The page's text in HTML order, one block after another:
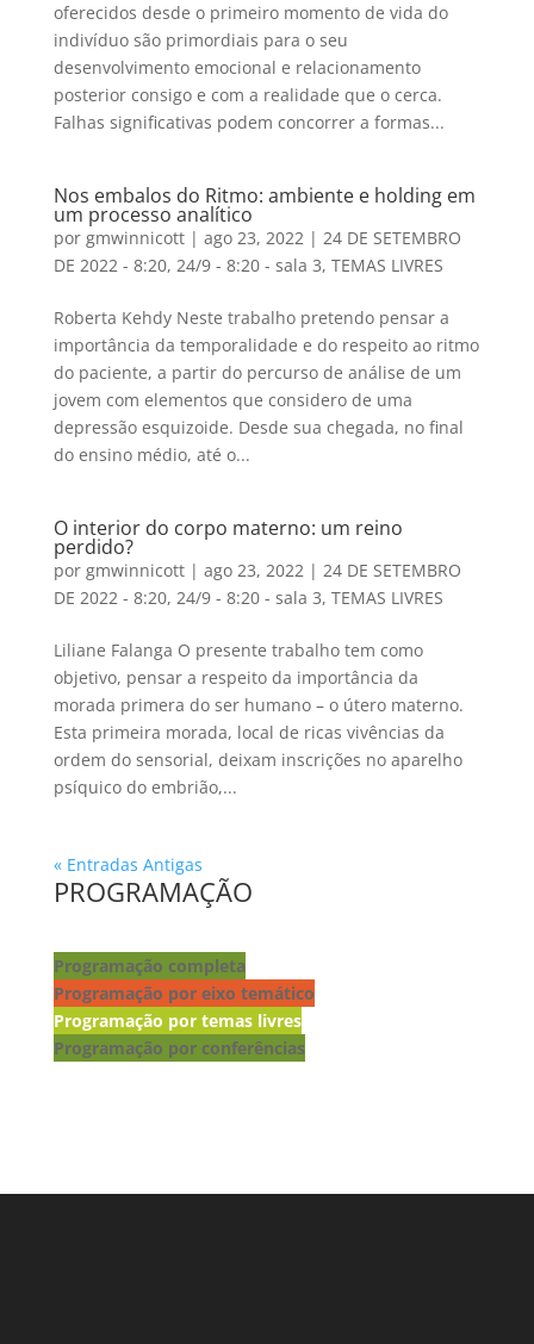
oferecidos desde o primeiro momento de vida do
indivíduo são primordiais para o seu
desenvolvimento emocional e relacionamento
posterior consigo e com a realidade que o cerca.
Falhas significativas podem concorrer a formas...
Nos embalos do Ritmo: ambiente e holding em
um processo analítico
por gmwinnicott| ago 23, 2022| 24 DE SETEMBRO
DE 2022 - 8:20, 24/9 - 8:20 - sala 3, TEMAS LIVRES
Roberta Kehdy Neste trabalho pretendo pensar a
importância da temporalidade e do respeito ao ritmo
do paciente, a partir do percurso de análise de um
jovem com elementos que considero de uma
depressão esquizoide. Desde sua chegada, no final
do ensino médio, até o...
O interior do corpo materno: um reino
perdido?
por gmwinnicott| ago 23, 2022| 24 DE SETEMBRO
DE 2022 - 8:20, 24/9 - 8:20 - sala 3, TEMAS LIVRES
Liliane Falanga O presente trabalho tem como
objetivo, pensar a respeito da importância da
morada primera do ser humano – o útero materno.
Esta primeira morada, local de ricas vivências da
ordem do sensorial, deixam inscrições no aparelho
psíquico do embrião,...
« Entradas Antigas
PROGRAMAÇÃO
Programação completa
Programação por eixo temático
Programação por temas livres
Programação por conferências